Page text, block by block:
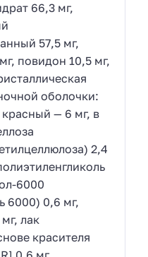
66,3 мг,
57,5 мг,
повидон 10,5 мг,
оболочки:
красный — 6 мг, в
2,4
6000
6000) 0,6 мг,
лак
красителя